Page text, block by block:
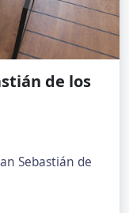
de los
Sebastián de